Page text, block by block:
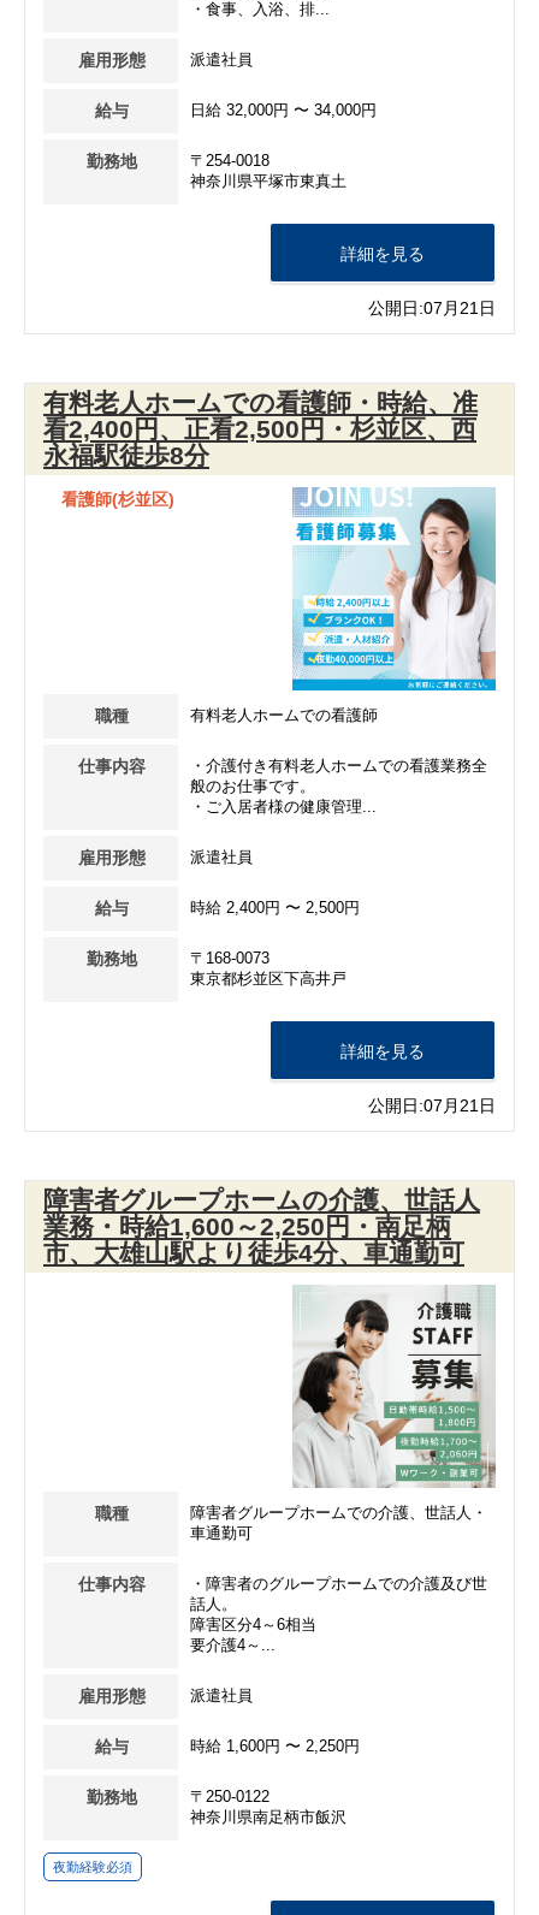
・食事、入浴、排...
雇用形態 派遣社員
給与 日給 32,000円 〜 34,000円
勤務地
〒254-0018
神奈川県平塚市東真土
詳細を見る
公開日:07月21日
有料老人ホームでの看護師・時給、准
看2,400円、正看2,500円・杉並区、西
永福駅徒歩8分
看護師(杉並区)
職種 有料老人ホームでの看護師
仕事内容
・介護付き有料老人ホームでの看護業務全
般のお仕事です。
・ご入居者様の健康管理...
雇用形態 派遣社員
給与 時給 2,400円 〜 2,500円
勤務地
〒168-0073
東京都杉並区下高井戸
詳細を見る
公開日:07月21日
障害者グループホームの介護、世話人
業務・時給1,600～2,250円・南足柄
市、大雄山駅より徒歩4分、車通勤可
職種
障害者グループホームでの介護、世話人・
車通勤可
仕事内容
・障害者のグループホームでの介護及び世
話人。
障害区分4～6相当
要介護4～...
雇用形態 派遣社員
給与 時給 1,600円 〜 2,250円
勤務地
〒250-0122
神奈川県南足柄市飯沢
夜勤経験必須